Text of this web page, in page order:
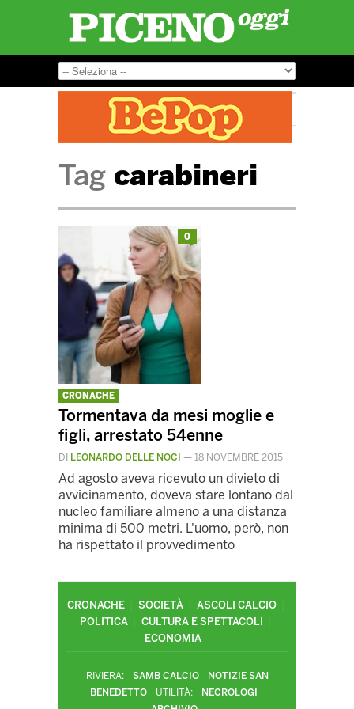
Tag carabineri
0
CRONACHE
Tormentava da mesi moglie e
figli, arrestato 54enne
DI LEONARDO DELLE NOCI — 18 NOVEMBRE 2015
Ad agosto aveva ricevuto un divieto di
avvicinamento, doveva stare lontano dal
nucleo familiare almeno a una distanza
minima di 500 metri. L'uomo, però, non
ha rispettato il provvedimento
CRONACHE SOCIETÀ
ASCOLI CALCIO
POLITICA
CULTURA E SPETTACOLI
ECONOMIA
RIVIERA: SAMB CALCIO
NOTIZIE SAN
BENEDETTO
UTILITÀ:
NECROLOGI